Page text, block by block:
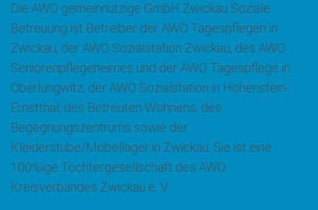
Die AWO gemeinnützige GmbH Zwickau Soziale
Betreuung ist Betreiber der AWO Tagespflegen in
Zwickau, der AWO Sozialstation Zwickau, des AWO
Seniorenpflegeheimes und der AWO Tagespflege in
Oberlungwitz, der AWO Sozialstation in Hohenstein-
Ernstthal, des Betreuten Wohnens, des
Begegnungszentrums sowie der
Kleiderstube/Möbellager in Zwickau. Sie ist eine
100%ige Tochtergesellschaft des AWO
Kreisverbandes Zwickau e. V..